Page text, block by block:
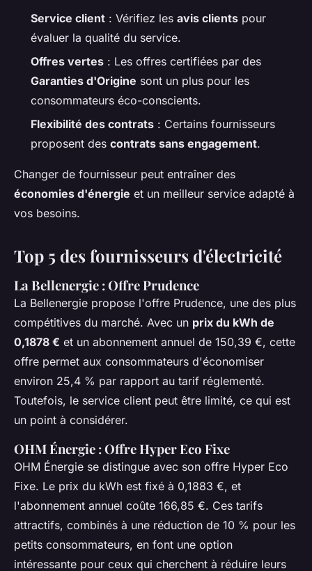
Service client : Vérifiez les avis clients pour
évaluer la qualité du service.
Offres vertes : Les offres certifiées par des
Garanties d'Origine sont un plus pour les
consommateurs éco-conscients.
Flexibilité des contrats : Certains fournisseurs
proposent des contrats sans engagement.
Changer de fournisseur peut entraîner des
économies d'énergie et un meilleur service adapté à
vos besoins.
Top 5 des fournisseurs d'électricité
La Bellenergie : Offre Prudence
La Bellenergie propose l'offre Prudence, une des plus
compétitives du marché. Avec un prix du kWh de
0,1878 € et un abonnement annuel de 150,39 €, cette
offre permet aux consommateurs d'économiser
environ 25,4 % par rapport au tarif réglementé.
Toutefois, le service client peut être limité, ce qui est
un point à considérer.
OHM Énergie : Offre Hyper Eco Fixe
OHM Énergie se distingue avec son offre Hyper Eco
Fixe. Le prix du kWh est fixé à 0,1883 €, et
l'abonnement annuel coûte 166,85 €. Ces tarifs
attractifs, combinés à une réduction de 10 % pour les
petits consommateurs, en font une option
intéressante pour ceux qui cherchent à réduire leurs